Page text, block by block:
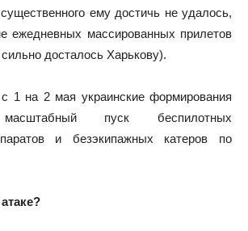
ему достичь не удалось,
ежедневных массированных прилетов
досталось Харькову).
1 на 2 мая украинские формирования
пуск беспилотных
и безэкипажных катеров по